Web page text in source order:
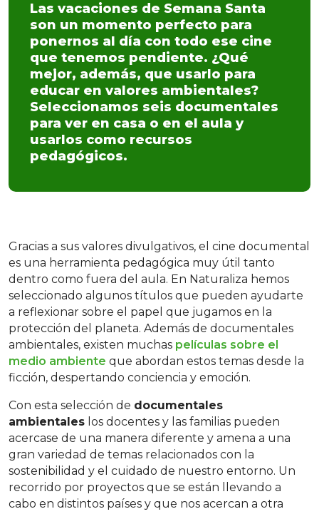
Las vacaciones de Semana Santa
son un momento perfecto para
ponernos al día con todo ese cine
que tenemos pendiente. ¿Qué
mejor, además, que usarlo para
educar en valores ambientales?
Seleccionamos seis documentales
para ver en casa o en el aula y
usarlos como recursos
pedagógicos.
Gracias a sus valores divulgativos, el cine documental
es una herramienta pedagógica muy útil tanto
dentro como fuera del aula. En Naturaliza hemos
seleccionado algunos títulos que pueden ayudarte
a reflexionar sobre el papel que jugamos en la
protección del planeta. Además de documentales
ambientales, existen muchas películas sobre el
medio ambiente que abordan estos temas desde la
ficción, despertando conciencia y emoción.
Con esta selección de documentales
ambientales los docentes y las familias pueden
acercase de una manera diferente y amena a una
gran variedad de temas relacionados con la
sostenibilidad y el cuidado de nuestro entorno. Un
recorrido por proyectos que se están llevando a
cabo en distintos países y que nos acercan a otra